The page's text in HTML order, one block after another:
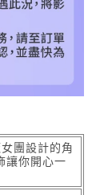
團設計的角
讓你開心一